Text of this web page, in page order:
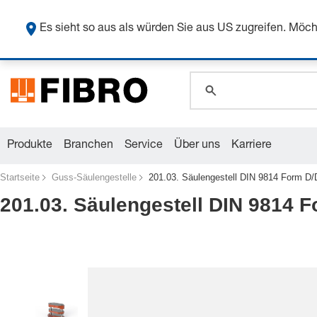
Produkte Branchen Service Über uns Karriere
Startseite Guss-Säulengestelle 201.03. Säulengestell DIN 9814 Form D/
201.03. Säulengestell DIN 9814
Es sieht so aus als würden Sie aus US zugreifen.